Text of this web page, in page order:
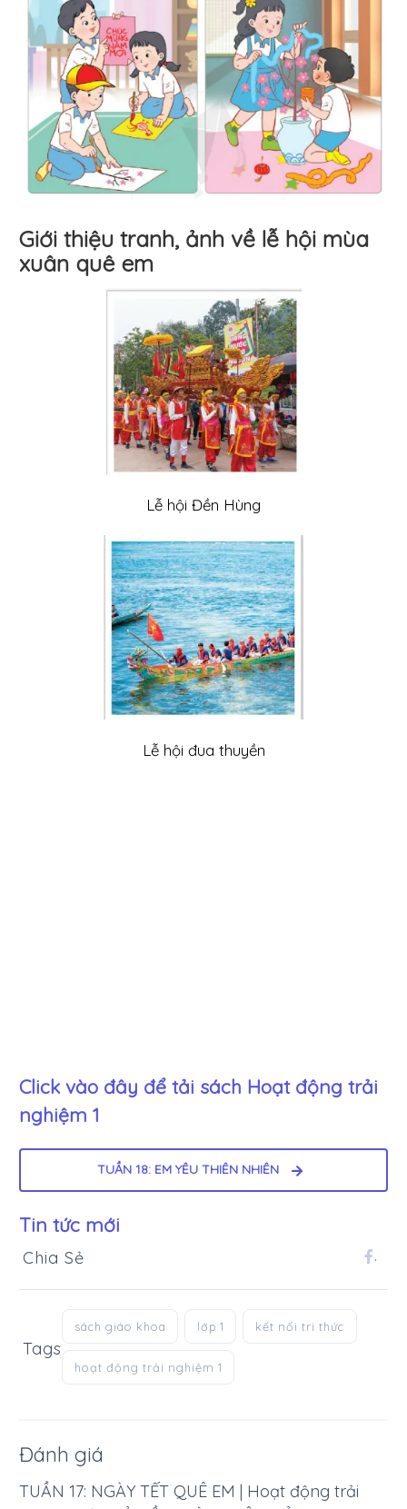
Giới thiệu tranh, ảnh về lễ hội mùa
xuân quê em
Lễ hội Đền Hùng
Lễ hội đua thuyền
Click vào đây để tải sách Hoạt động trải
nghiệm 1
TUẦN 18: EM YÊU THIÊN NHIÊN
Tin tức mới
Chia Sẻ .
Tags
sách giáo khoa lớp 1 kết nối tri thức
hoạt động trải nghiệm 1
Đánh giá
TUẦN 17: NGÀY TẾT QUÊ EM | Hoạt động trải